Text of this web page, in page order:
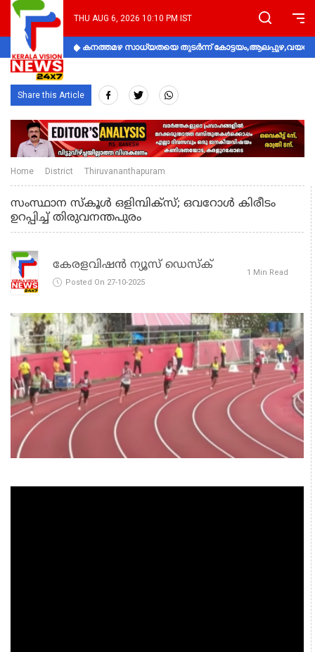
THU AUG 6, 2026 10:10 PM IST
കനത്തമഴ സാധ്യതയെ തുടർന്ന്
Share this Article
Home District Thiruvananthapuram
സംസ്ഥാന സ്‌കൂള്‍ ഒളിമ്പിക്‌സ്; ഒവറോള്‍ കിരീടം
ഉറപ്പിച്ച് തിരുവനന്തപുരം
കേരളവിഷൻ ന്യൂസ് ഡെസ്‌ക്
Posted On 27-10-2025
1 Min Read